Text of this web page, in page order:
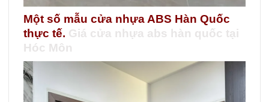
Một số mẫu cửa nhựa ABS Hàn Quốc
thực tế. Giá cửa nhựa abs hàn quốc tại
Hóc Môn